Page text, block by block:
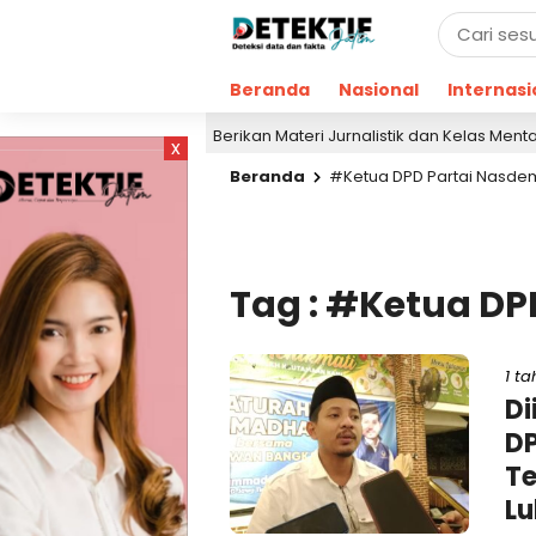
Beranda Nasional
x
1 jam lalu
Berikan Materi Jurnalistik dan Kelas Mental,
Beranda
#Ketua DPD Partai
Tag : #Ketua
1